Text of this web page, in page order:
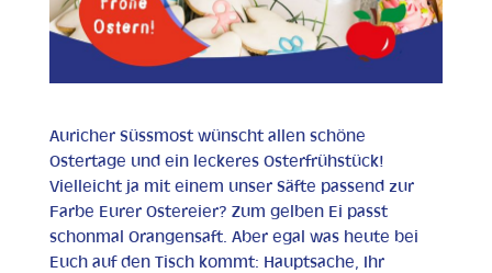
Auricher Süssmost wünscht allen schöne
Ostertage und ein leckeres Osterfrühstück!
Vielleicht ja mit einem unser Säfte passend zur
Farbe Eurer Ostereier? Zum gelben Ei passt
schonmal Orangensaft. Aber egal was heute bei
Euch auf den Tisch kommt: Hauptsache, Ihr